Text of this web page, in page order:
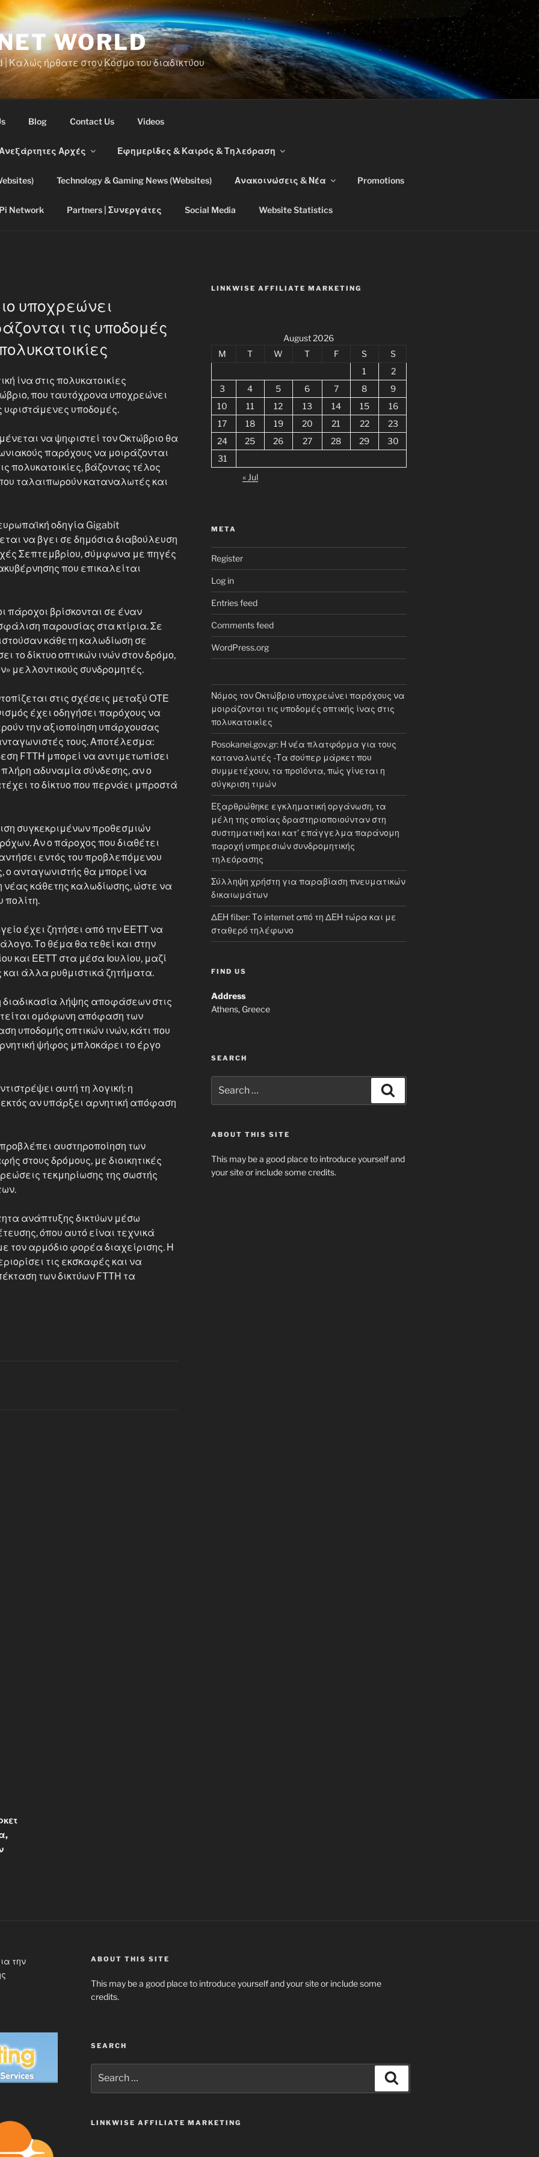
WORLD
Καλώς ήρθατε στον Κόσμο του διαδικτύου
Blog Contact Us Videos
Αρχές Εφημερίδες & Καιρός & Τηλεόραση
Technology & Gaming News (Websites) Ανακοινώσεις & Νέα Promotions
Pi Network Partners | Συνεργάτες Social Media Website Statistics
υποχρεώνει
τις υποδομές
ίνα στις πολυκατοικίες
που ταυτόχρονα υποχρεώνει
υφιστάμενες υποδομές.
να ψηφιστεί τον Οκτώβριο θα
παρόχους να μοιράζονται
πολυκατοικίες, βάζοντας τέλος
ταλαιπωρούν καταναλωτές και
οδηγία Gigabit
να βγει σε δημόσια διαβούλευση
Σεπτεμβρίου, σύμφωνα με πηγές
που επικαλείται
πάροχοι βρίσκονται σε έναν
παρουσίας στα κτίρια. Σε
κάθετη καλωδίωση σε
το δίκτυο οπτικών ινών στον δρόμο,
μελλοντικούς συνδρομητές.
στις σχέσεις μεταξύ ΟΤΕ
έχει οδηγήσει παρόχους να
την αξιοποίηση υπάρχουσας
τους. Αποτέλεσμα:
FTTH μπορεί να αντιμετωπίσει
αδυναμία σύνδεσης, αν ο
το δίκτυο που περνάει μπροστά
συγκεκριμένων προθεσμιών
Αν ο πάροχος που διαθέτει
εντός του προβλεπόμενου
ο ανταγωνιστής θα μπορεί να
κάθετης καλωδίωσης, ώστε να
πολίτη.
έχει ζητήσει από την ΕΕΤΤ να
Το θέμα θα τεθεί και στην
και ΕΕΤΤ στα μέσα Ιουλίου, μαζί
άλλα ρυθμιστικά ζητήματα.
λήψης αποφάσεων στις
ομόφωνη απόφαση των
υποδομής οπτικών ινών, κάτι που
ψήφος μπλοκάρει το έργο
αυτή τη λογική: η
αν υπάρξει αρνητική απόφαση
αυστηροποίηση των
στους δρόμους, με διοικητικές
τεκμηρίωσης της σωστής
ανάπτυξης δικτύων μέσω
όπου αυτό είναι τεχνικά
τον αρμόδιο φορέα διαχείρισης. Η
τις εκσκαφές και να
των δικτύων FTTH τα
LINKWISE AFFILIATE MARKETING
August 2026
M
T W T F S
S
1
2
3
4 5 6 7 8
9
10
11 12 13 14 15
16
17
18 19 20 21 22
23
24
25 26 27 28 29
30
31
« Jul
META
Register
Log in
Entries feed
Comments feed
WordPress.org
Νόμος τον Οκτώβριο υποχρεώνει παρόχους να
μοιράζονται τις υποδομές οπτικής ίνας στις
πολυκατοικίες
Posokanei.gov.gr: Η νέα πλατφόρμα για τους
καταναλωτές -Τα σούπερ μάρκετ που
συμμετέχουν, τα προϊόντα, πώς γίνεται η
σύγκριση τιμών
Εξαρθρώθηκε εγκληματική οργάνωση, τα
μέλη της οποίας δραστηριοποιούνταν στη
συστηματική και κατ’ επάγγελμα παράνομη
παροχή υπηρεσιών συνδρομητικής
τηλεόρασης
Σύλληψη χρήστη για παραβίαση πνευματικών
δικαιωμάτων
ΔΕΗ fiber: Το internet από τη ΔΕΗ τώρα και με
σταθερό τηλέφωνο
FIND US
Address
Athens, Greece
SEARCH
for:
ABOUT THIS SITE
This may be a good place to introduce yourself and
your site or include some credits.
την
ABOUT THIS SITE
This may be a good place to introduce yourself and your site or include some
credits.
SEARCH
for:
LINKWISE AFFILIATE MARKETING